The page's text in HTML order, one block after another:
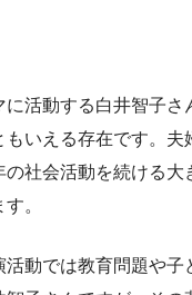
に活動する白井智子さ
いえる存在です。夫
の社会活動を続ける大
。
活動では教育問題や子